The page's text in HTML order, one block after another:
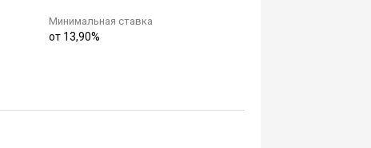
Минимальная ставка
от 13,90%